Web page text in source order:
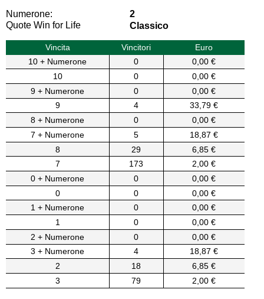
Numerone:
2
Quote Win for Life
Classico
Vincita Vincitori
Euro
10 + Numerone
0
0,00 €
10
0
0,00 €
9 + Numerone
0
0,00 €
9
4
33,79 €
8 + Numerone
0
0,00 €
7 + Numerone
5
18,87 €
8
29
6,85 €
7
173
2,00 €
0 + Numerone
0
0,00 €
0
0
0,00 €
1 + Numerone
0
0,00 €
1
0
0,00 €
2 + Numerone
0
0,00 €
3 + Numerone
4
18,87 €
2
18
6,85 €
3
79 2,00 €